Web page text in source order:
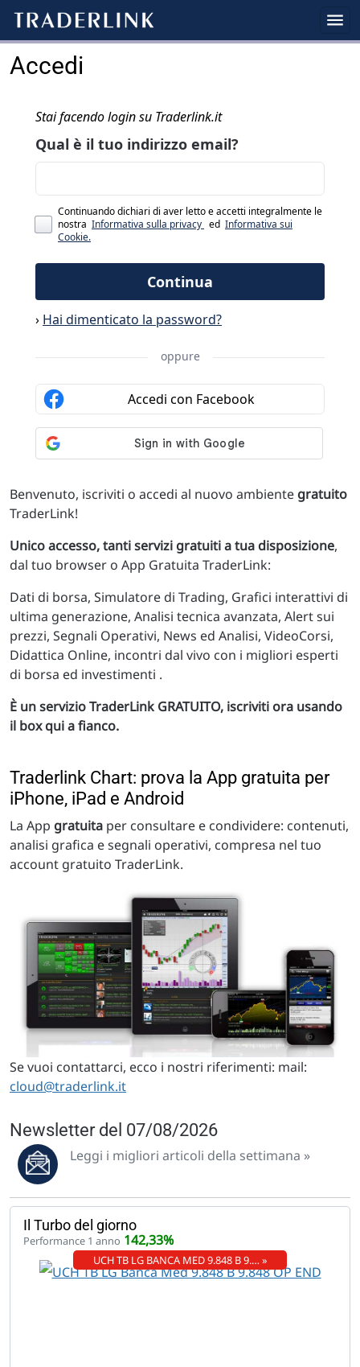
Accedi
Benvenuto, iscriviti o accedi al nuovo ambiente gratuito
TraderLink!
Unico accesso, tanti servizi gratuiti a tua disposizione,
dal tuo browser o App Gratuita TraderLink:
Dati di borsa, Simulatore di Trading, Grafici interattivi di
ultima generazione, Analisi tecnica avanzata, Alert sui
prezzi, Segnali Operativi, News ed Analisi, VideoCorsi,
Didattica Online, incontri dal vivo con i migliori esperti
di borsa ed investimenti .
È un servizio TraderLink GRATUITO, iscriviti ora usando
il box qui a fianco.
Traderlink Chart: prova la App gratuita per
iPhone, iPad e Android
La App gratuita per consultare e condividere: contenuti,
analisi grafica e segnali operativi, compresa nel tuo
account gratuito TraderLink.
Se vuoi contattarci, ecco i nostri riferimenti: mail:
cloud@traderlink.it
Newsletter del 07/08/2026
Leggi i migliori articoli della settimana »
Il Turbo del giorno
Performance 1 anno 142,33%
UCH TB LG BANCA MED 9.848 B 9.… »